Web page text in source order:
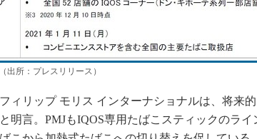
出所：プレスリリース）
ィリップ モリス インターナショナルは、将来
明言。PMJもIQOS専用たばこスティックのラ